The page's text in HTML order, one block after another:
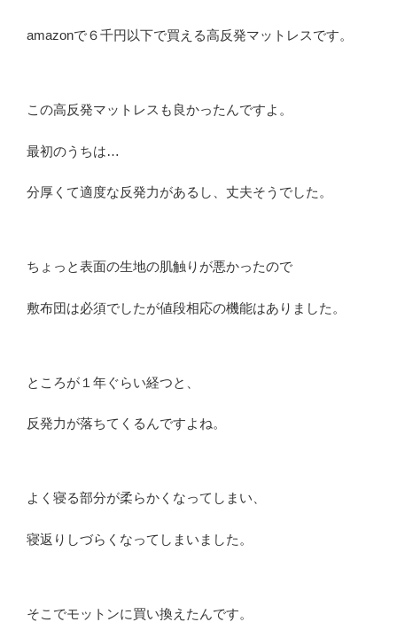
amazonで６千円以下で買える高反発マットレスです。
この高反発マットレスも良かったんですよ。
最初のうちは…
分厚くて適度な反発力があるし、丈夫そうでした。
ちょっと表面の生地の肌触りが悪かったので
敷布団は必須でしたが値段相応の機能はありました。
ところが１年ぐらい経つと、
反発力が落ちてくるんですよね。
よく寝る部分が柔らかくなってしまい、
寝返りしづらくなってしまいました。
そこでモットンに買い換えたんです。